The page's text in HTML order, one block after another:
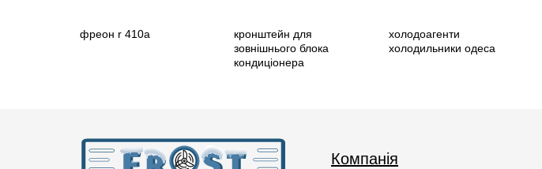
фреон r 410a
кронштейн для
зовнішнього блока
кондиціонера
холодоагенти
холодильники одеса
Компанія